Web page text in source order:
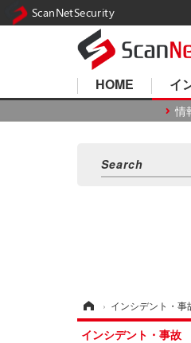
HOME イ
情
› インシデント・事
インシデント・事故
ScanNetSecurity